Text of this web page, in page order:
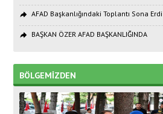
AFAD Başkanlığındaki Toplantı Sona Erdi
BAŞKAN ÖZER AFAD BAŞKANLIĞINDA
BÖLGEMİZDEN